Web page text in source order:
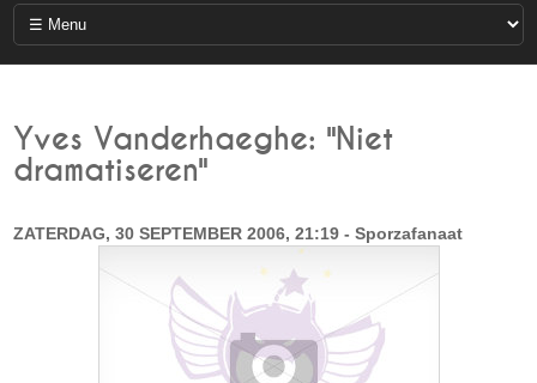
Yves Vanderhaeghe: "Niet
dramatiseren"
ZATERDAG, 30 SEPTEMBER 2006, 21:19 - Sporzafanaat